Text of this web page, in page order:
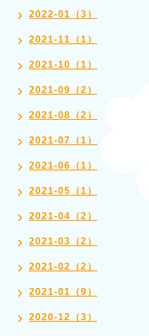
2022-01（3）
2021-11（1）
2021-10（1）
2021-09（2）
2021-08（2）
2021-07（1）
2021-06（1）
2021-05（1）
2021-04（2）
2021-03（2）
2021-02（2）
2021-01（9）
2020-12（3）